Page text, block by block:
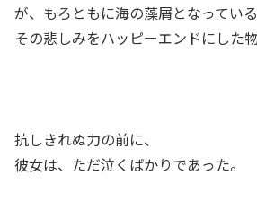
が、もろともに海の藻屑となっている
その悲しみをハッピーエンドにした
抗しきれぬ力の前に、
彼女は、ただ泣くばかりであった。